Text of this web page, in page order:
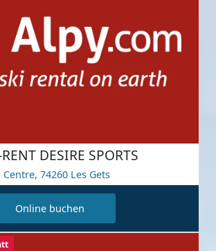
DESIRE SPORTS
74260 Les Gets
Online buchen